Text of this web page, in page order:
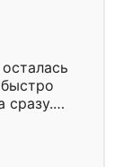
из
сразу.
к
Собрали
даже